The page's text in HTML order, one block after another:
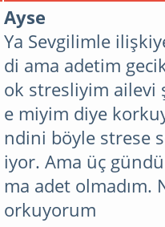
Ayse
Ya Sevgilimle
di ama adetim
ok stresliyim ailevi
e miyim diye
ndini böyle strese
iyor. Ama üç
ma adet olmadım.
orkuyorum